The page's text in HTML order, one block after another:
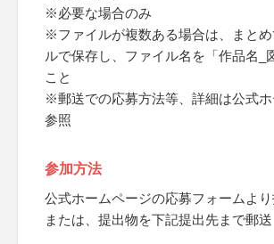
※必要な場合のみ
※ファイルが複数ある場合は、まとめ
ルで保存し、ファイル名を「作品名_
こと
※郵送での応募方法等、詳細は公式
参照
参加方法
公式ホームページの応募フォームより
または、提出物を下記提出先まで郵送